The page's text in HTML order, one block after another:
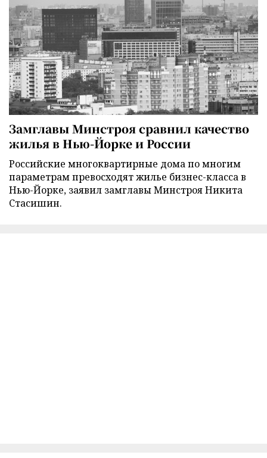
Замглавы Минстроя сравнил качество
жилья в Нью-Йорке и России
Российские многоквартирные дома по многим
параметрам превосходят жилье бизнес-класса в
Нью-Йорке, заявил замглавы Минстроя Никита
Стасишин.